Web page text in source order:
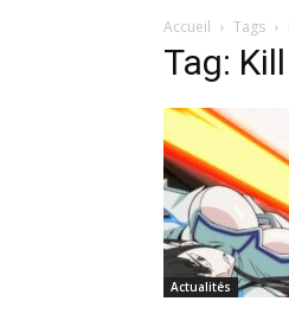
Accueil Tags
Tag:
Actualités